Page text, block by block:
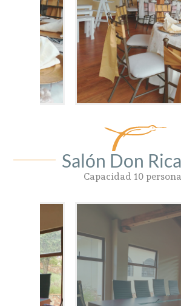
Salón Don
Capacidad 10